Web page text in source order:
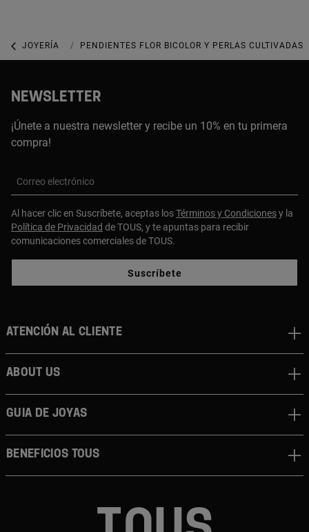
JOYERÍA JOYAS CON PERLAS
PENDIENTES FLOR BICOLOR Y PERLAS
NEWSLETTER
¡Únete a nuestra newsletter y recibe un 10% en tu primera
compra!
Correo electrónico
Al hacer clic en Suscríbete, aceptas losTérminos y Condicionesy la
Política de Privacidad de TOUS, y te apuntas para recibir
comunicaciones comerciales de TOUS.
Suscríbete
Atención al cliente
About us
Guia de joyas
Beneficios TOUS